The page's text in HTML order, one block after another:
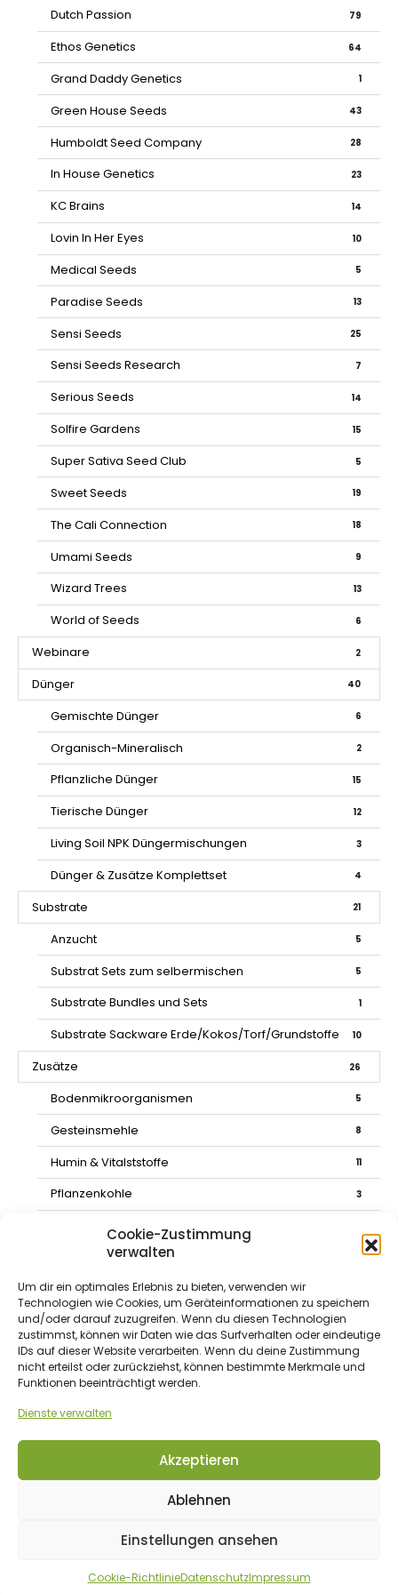
Cookie-Zustimmung
verwalten
Um dir ein optimales Erlebnis zu bieten, verwenden wir
Technologien wie Cookies, um Geräteinformationen zu speichern
und/oder darauf zuzugreifen. Wenn du diesen Technologien
zustimmst, können wir Daten wie das Surfverhalten oder eindeutige
IDs auf dieser Website verarbeiten. Wenn du deine Zustimmung
nicht erteilst oder zurückziehst, können bestimmte Merkmale und
Funktionen beeinträchtigt werden.
Dienste verwalten
Akzeptieren
Ablehnen
Einstellungen ansehen
Cookie-RichtlinieDatenschutzImpressum
Dutch Passion 79
Ethos Genetics 64
Grand Daddy Genetics 1
Green House Seeds 43
Humboldt Seed Company 28
In House Genetics 23
KC Brains 14
Lovin In Her Eyes 10
Medical Seeds 5
Paradise Seeds 13
Sensi Seeds 25
Sensi Seeds Research 7
Serious Seeds 14
Solfire Gardens 15
Super Sativa Seed Club 5
Sweet Seeds 19
The Cali Connection 18
Umami Seeds 9
Wizard Trees 13
World of Seeds 6
Webinare 2
Dünger 40
Gemischte Dünger 6
Organisch-Mineralisch 2
Pflanzliche Dünger 15
Tierische Dünger 12
Living Soil NPK Düngermischungen 3
Dünger & Zusätze Komplettset 4
Substrate 21
Anzucht 5
Substrat Sets zum selbermischen 5
Substrate Bundles und Sets 1
Substrate Sackware Erde/Kokos/Torf/Grundstoffe 10
Zusätze 26
Bodenmikroorganismen 5
Gesteinsmehle 8
Humin & Vitalststoffe 11
Pflanzenkohle 3
Living Soil Mineralien & Co Basic Mischungen
Nützlinge
Ernte / Trocknung / Verarbeitung
Blumen-/Pflanztöpfe 15
Dosierung
Belüftungstechnik
KUNDENINFORMATIONEN